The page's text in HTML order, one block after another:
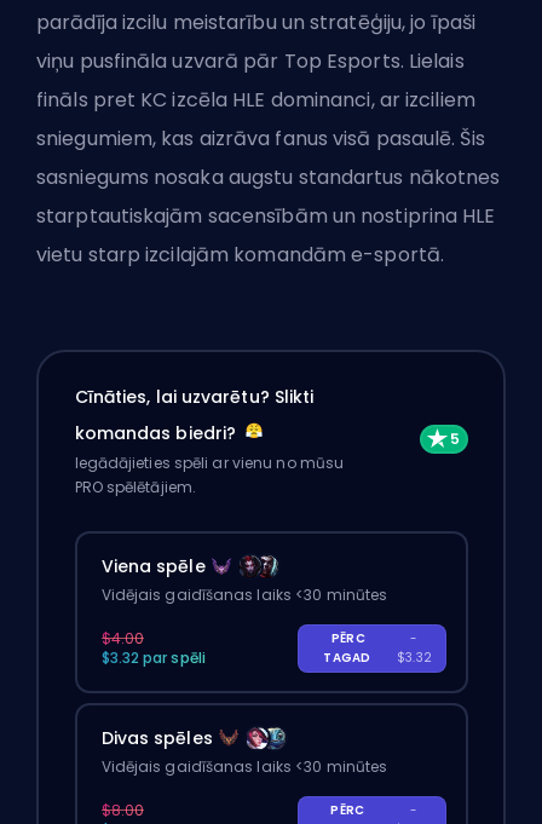
parādīja izcilu meistarību un stratēģiju, jo īpaši
viņu pusfināla uzvarā pār Top Esports. Lielais
fināls pret KC izcēla HLE dominanci, ar izciliem
sniegumiem, kas aizrāva fanus visā pasaulē. Šis
sasniegums nosaka augstu standartus nākotnes
starptautiskajām sacensībām un nostiprina HLE
vietu starp izcilajām komandām e-sportā.
Cīnāties, lai uzvarētu? Slikti
komandas biedri?
Iegādājieties spēli ar vienu no mūsu
PRO spēlētājiem.
Viena spēle
Vidējais gaidīšanas laiks <30 minūtes
$4.00
$3.32 par spēli
PĒRC
TAGAD
-
$3.32
Divas spēles
Vidējais gaidīšanas laiks <30 minūtes
$8.00
PĒRC
-